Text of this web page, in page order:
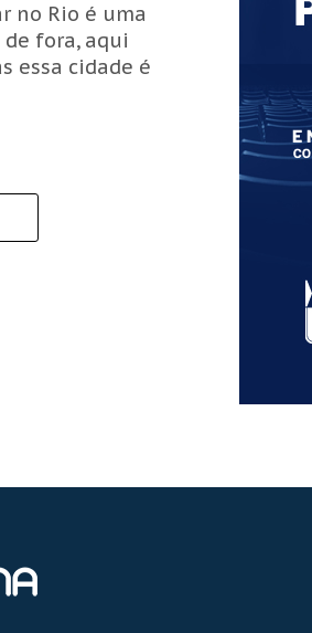
no Rio é uma
fora, aqui
essa cidade é